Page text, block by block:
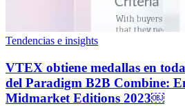
Tendencias e insights
VTEX obtiene medallas en
del Paradigm B2B Combine:
Midmarket Editions 2023￼